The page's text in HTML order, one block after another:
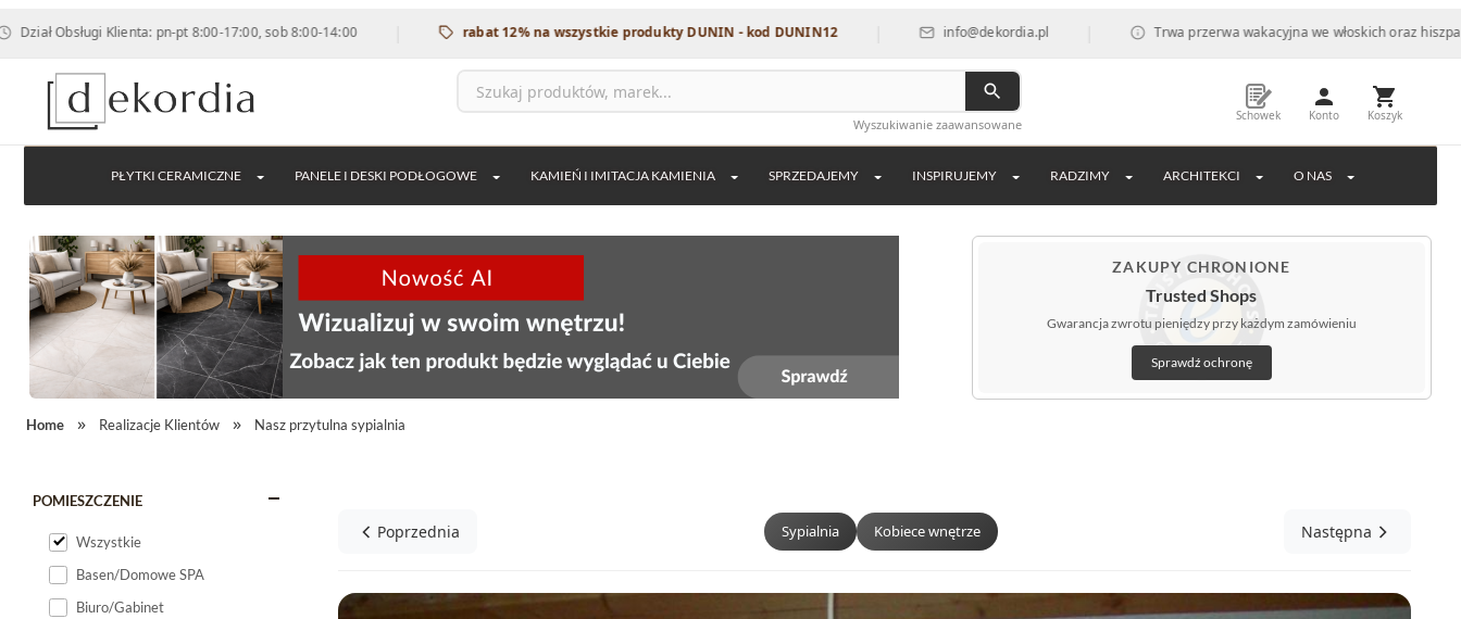
Klienta: pn-pt 8:00-17:00, sob 8:00-14:00 | rabat 12% na wszystkie produkty DUNIN - kod DUNIN12 | info@dekordia.pl | Trwa przerwa wakacyjna we włoskich oraz hiszpańskich
Wyszukiwanie zaawansowane
Schowek Konto Koszyk
PŁYTKI CERAMICZNE PANELE I DESKI PODŁOGOWE KAMIEŃ I IMITACJA KAMIENIA SPRZEDAJEMY INSPIRUJEMY RADZIMY ARCHITEKCI O NAS
ZAKUPY CHRONIONE
Trusted Shops
Gwarancja zwrotu pieniędzy przy każdym zamówieniu
Sprawdź ochronę
Home Realizacje Klientów Nasz przytulna sypialnia
POMIESZCZENIE
Wszystkie
Basen/Domowe SPA
Biuro/Gabinet
Poprzednia Sypialnia Kobiece wnętrze Następna